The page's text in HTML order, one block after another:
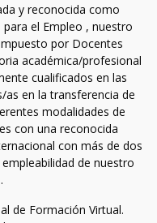
y reconocida como
el Empleo , nuestro
por Docentes
académica/profesional
cualificados en las
en la transferencia de
modalidades de
con una reconocida
con más de dos
de nuestro
de Formación Virtual.